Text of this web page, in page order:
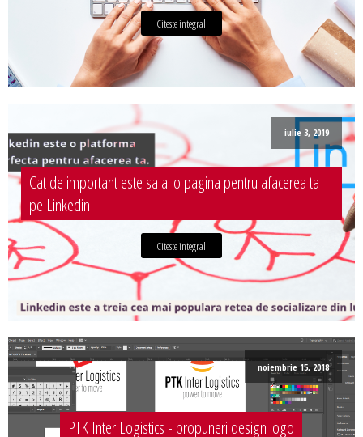
Citeste integral
iulie 3, 2019
Cat de important este sa ai o pagina pentru afacerea ta
pe Linkedin
Citeste integral
noiembrie 15, 2018
PTK Inter Logistics - propuneri design logo